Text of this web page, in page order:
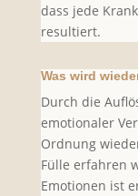
dass jede
resultiert.
Was wird
Durch die
emotionaler
Ordnung
Fülle erfahren
Emotionen ist